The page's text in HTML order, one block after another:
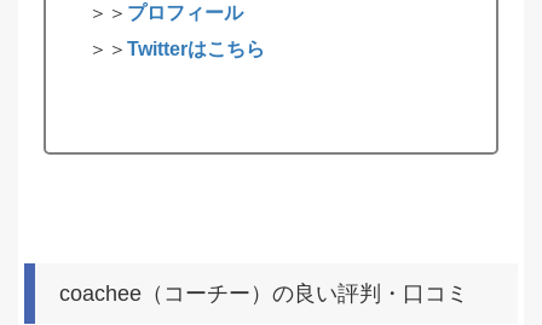
＞＞ プロフィール
＞＞ Twitterはこちら
coachee（コーチー）の良い評判・口コミ